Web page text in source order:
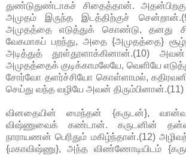
துண்டுதுண்டாகச் சிதைத்தான்.
அமுதம் இருந்த இடத்திற்குச்
அமுதத்தை எடுத்துக் கொண்டு, தனது
வேகமாகப் பறந்து, அதை {அமுதத்தை}
அடித்துத் தூள்தூளாக்கினான்.(10)
அமுதத்தைக் குடிக்காமலேயே, வெளியே
சோர்வோ தளர்ச்சியோ கொள்ளாமல்,
செய்து வந்த வழியே அவன் திரும்பினான்.(11)
வினதையின் மைந்தன் {கருடன்},
விஷ்ணுவைக் கண்டான். கருடனின்
நாராயணன் பெரிதும் மகிழ்ந்தான்.(12)
{மகாவிஷ்ணு}, அந்த விண்ணோடியிடம்